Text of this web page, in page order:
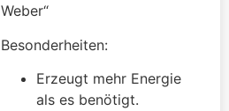
Weber“
Besonderheiten:
Erzeugt mehr Energie
als es benötigt.